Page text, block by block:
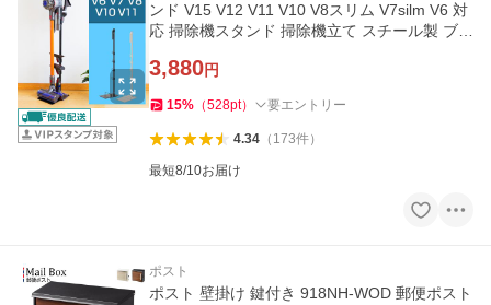
ンド V15 V12 V11 V10 V8スリム V7silm V6 対
応 掃除機スタンド 掃除機立て スチール製 ブラ
3,880円
15% （528pt） 要エントリー
4.34（ 173件）
最短8/10お届け
ポスト
ポスト 壁掛け 鍵付き 918NH-WOD 郵便ポスト